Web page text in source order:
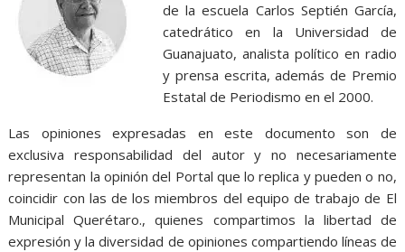
de la escuela Carlos Septién García,
catedrático en la Universidad de
Guanajuato, analista político en radio
y prensa escrita, además de Premio
Estatal de Periodismo en el 2000.
Las opiniones expresadas en este documento son de
exclusiva responsabilidad del autor y no necesariamente
representan la opinión del Portal que lo replica y pueden o no,
coincidir con las de los miembros del equipo de trabajo de El
Municipal Querétaro., quienes compartimos la libertad de
expresión y la diversidad de opiniones compartiendo líneas de